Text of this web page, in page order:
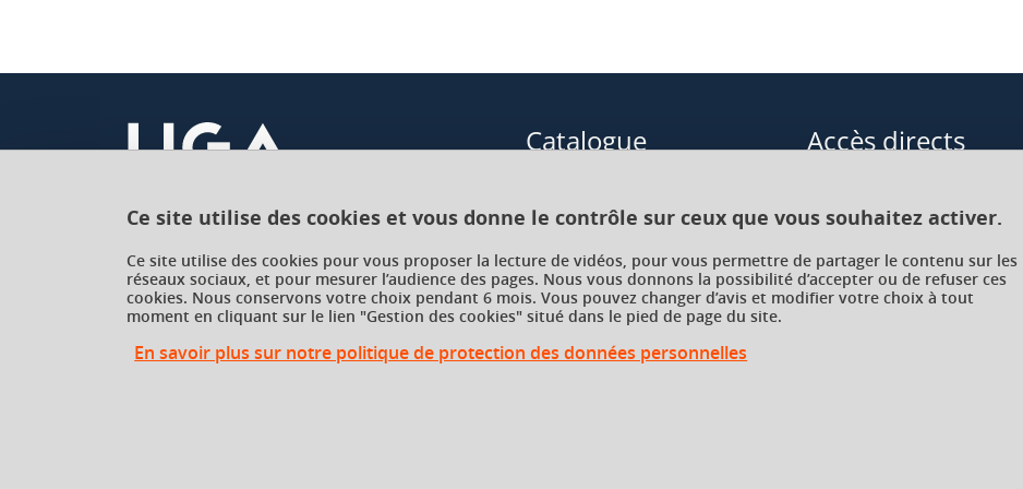
Ce site utilise des cookies et vous donne le contrôle sur ceux que vous souhaitez activer.
Ce site utilise des cookies pour vous proposer la lecture de vidéos, pour vous permettre de partager le contenu sur les
réseaux sociaux, et pour mesurer l’audience des pages. Nous vous donnons la possibilité d’accepter ou de refuser ces
cookies. Nous conservons votre choix pendant 6 mois. Vous pouvez changer d’avis et modifier votre choix à tout
moment en cliquant sur le lien "Gestion des cookies" situé dans le pied de page du site.
En savoir plus sur notre politique de protection des données personnelles
Université Grenoble Alpes
621 avenue Centrale
38400 Saint-Martin-d'Hères
France
Catalogue
Formations courtes
Recherche par facultés, écoles,
instituts
Accès directs
Enseignements transversaux à
choix (ETC)